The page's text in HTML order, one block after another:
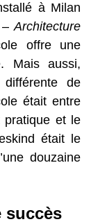
à Milan
Architecture
offre une
Mais aussi,
de
était entre
pratique et le
était le
douzaine
succès